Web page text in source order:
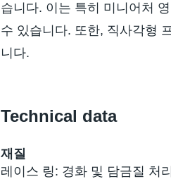
습니다. 이는 특히 미니어처
수 있습니다. 또한, 직사각형
니다.
Technical data
재질
레이스 링: 경화 및 담금질 처